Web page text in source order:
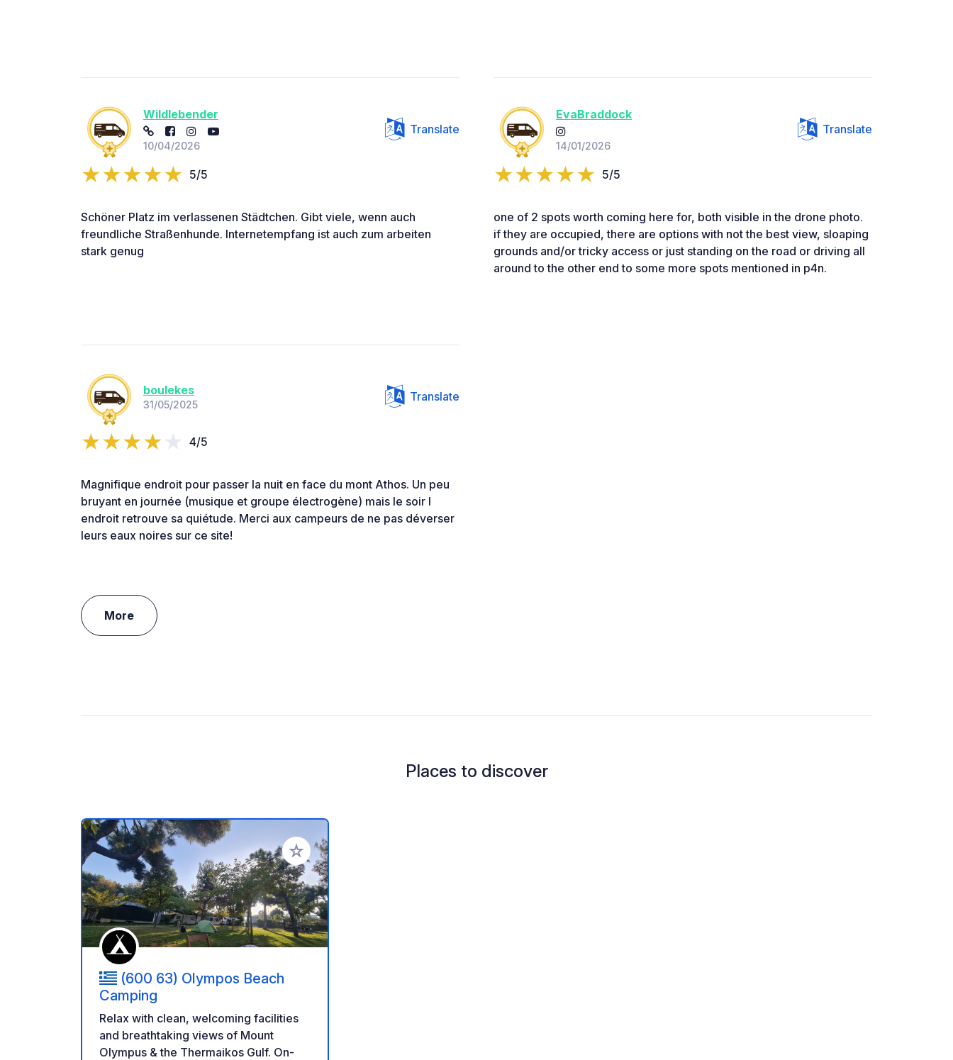
Wildlebender
10/04/2026
Translate
5/5
Schöner Platz im verlassenen Städtchen. Gibt viele, wenn auch
freundliche Straßenhunde. Internetempfang ist auch zum arbeiten
stark genug
EvaBraddock
14/01/2026
Translate
5/5
one of 2 spots worth coming here for, both visible in the drone photo.
if they are occupied, there are options with not the best view, sloaping
grounds and/or tricky access or just standing on the road or driving all
around to the other end to some more spots mentioned in p4n.
boulekes
31/05/2025
Translate
4/5
Magnifique endroit pour passer la nuit en face du mont Athos. Un peu
bruyant en journée (musique et groupe électrogène) mais le soir l
endroit retrouve sa quiétude. Merci aux campeurs de ne pas déverser
leurs eaux noires sur ce site!
More
Places to discover
Add to your favorites
(600 63) Olympos Beach
Camping
Relax with clean, welcoming facilities
and breathtaking views of Mount
Olympus & the Thermaikos Gulf. On-